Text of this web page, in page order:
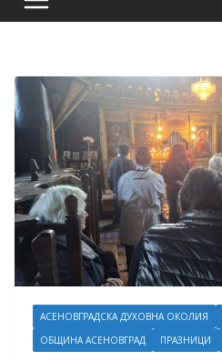
АСЕНОВГРАДСКА ДУХОВНА ОКОЛИЯ
ОБЩИНА АСЕНОВГРАД
ПРАЗНИЦИ